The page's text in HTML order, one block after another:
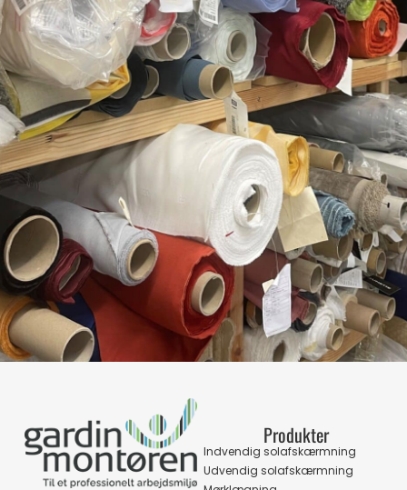
Produkter
Indvendig solafskærmning
Udvendig solafskærmning